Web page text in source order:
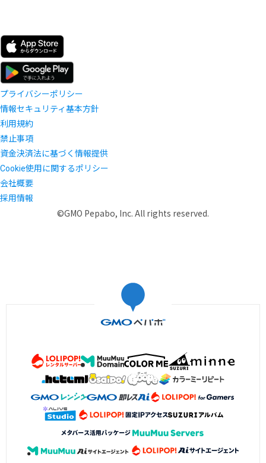
プライバシーポリシー
情報セキュリティ基本方針
利用規約
禁止事項
資金決済法に基づく情報提供
Cookie使用に関するポリシー
会社概要
採用情報
©GMO Pepabo, Inc. All rights reserved.